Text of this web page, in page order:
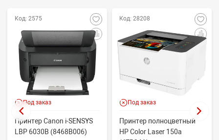
Код: 2575
Под заказ
Принтер Canon i-SENSYS
LBP 6030B (8468B006)
Код: 28208
Под заказ
Принтер полноцветный
HP Color Laser 150a